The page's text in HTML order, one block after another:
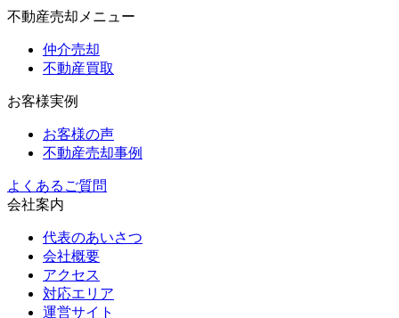
不動産売却メニュー
仲介売却
不動産買取
お客様実例
お客様の声
不動産売却事例
よくあるご質問
会社案内
代表のあいさつ
会社概要
アクセス
対応エリア
運営サイト